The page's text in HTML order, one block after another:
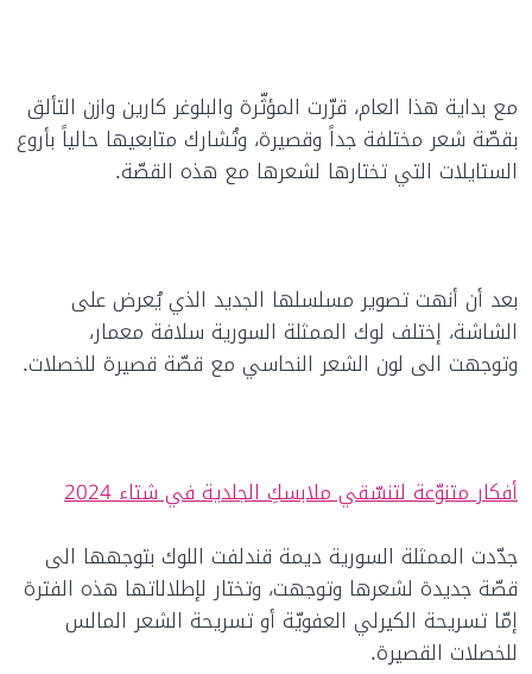
مع بداية هذا العام، قرّرت المؤثّرة والبلوغر كارين وازن التألق
بقصّة شعر مختلفة جداً وقصيرة، وتُشارك متابعيها حالياً بأروع
الستايلات التي تختارها لشعرها مع هذه القصّة.
بعد أن أنهت تصوير مسلسلها الجديد الذي يُعرض على
الشاشة، إختلف لوك الممثلة السورية سلافة معمار،
وتوجهت الى لون الشعر النحاسي مع قصّة قصيرة للخصلات.
أفكار متنوّعة لتنسّقي ملابسكِ الجلدية في شتاء 2024
جدّدت الممثلة السورية ديمة قندلفت اللوك بتوجهها الى
قصّة جديدة لشعرها وتوجهت، وتختار لإطلالاتها هذه الفترة
إمّا تسريحة الكيرلي العفويّة أو تسريحة الشعر المالس
للخصلات القصيرة.